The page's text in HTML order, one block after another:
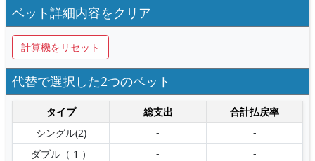
ベット詳細内容をクリア
計算機をリセット
代替で選択した2つのベット
タイプ 総支出
合計払戻率
シングル(2)
-
-
ダブル（ 1 ）
-
-